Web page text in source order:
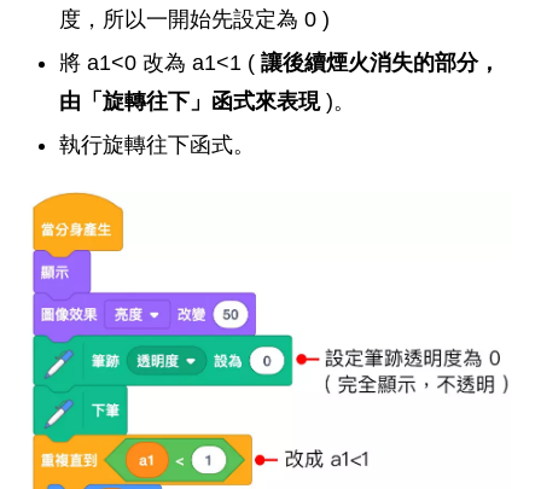
度，所以一開始先設定為 0 )
將 a1<0 改為 a1<1 ( 讓後續煙火消失的部分，
由「旋轉往下」函式來表現)。
執行旋轉往下函式。